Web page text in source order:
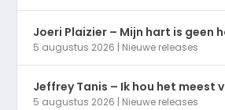
Joeri Plaizier – Mijn hart is geen
5 augustus 2026 | Nieuwe releases
Jeffrey Tanis – Ik hou het meest
5 augustus 2026 | Nieuwe releases